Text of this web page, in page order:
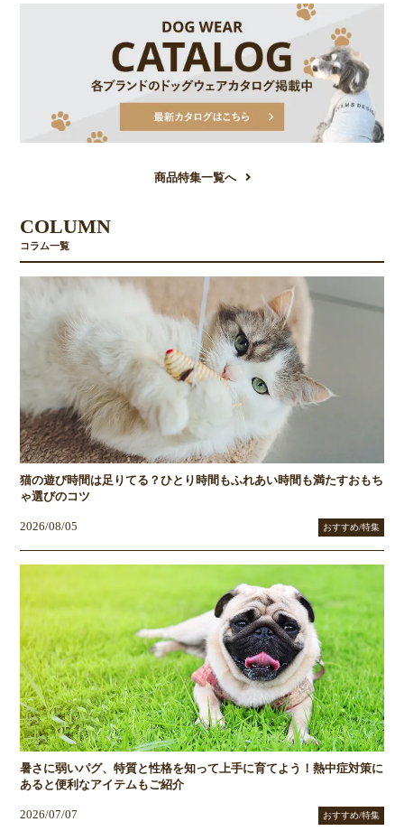
商品特集一覧へ
COLUMN
コラム一覧
猫の遊び時間は足りてる？ひとり時間もふれあい時間も満たすおもち
ゃ選びのコツ
2026/08/05 おすすめ/特集
暑さに弱いパグ、特質と性格を知って上手に育てよう！熱中症対策に
あると便利なアイテムもご紹介
2026/07/07 おすすめ/特集